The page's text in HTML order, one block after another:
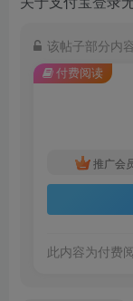
该帖子部分内
付费阅读
推广会
此内容为付费